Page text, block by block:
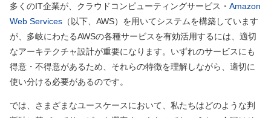
多くのIT企業が、クラウドコンピューティングサービス・ Amazon
Web Services （以下、AWS）を用いてシステムを構築しています
が、多岐にわたるAWSの各種サービスを有効活用するには、適切
なアーキテクチャ設計が重要になります。いずれのサービスにも
得意・不得意があるため、それらの特徴を理解しながら、適切に
使い分ける必要があるのです。
では、さまざまなユースケースにおいて、私たちはどのような判